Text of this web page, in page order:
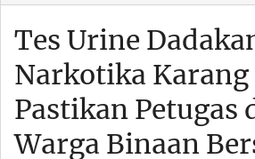
Tes Urine
Narkotika
Pastikan Petugas
Warga Binaan